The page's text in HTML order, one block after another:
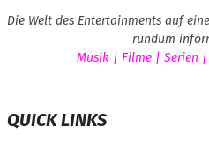
Die Welt des Entertainments auf
rundum
Musik | Filme | Serien |
QUICK LINKS